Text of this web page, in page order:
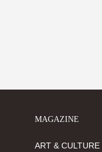
MAGAZINE
ART & CULTURE